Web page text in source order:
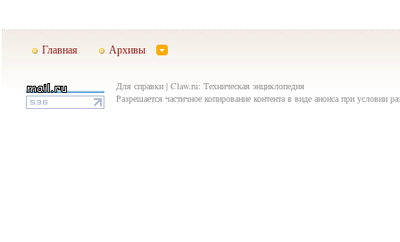
Главная Архивы
Для справки | Claw.ru: Техническая энциклопедия
Разрешается частичное копирование контента в виде анонса при условии